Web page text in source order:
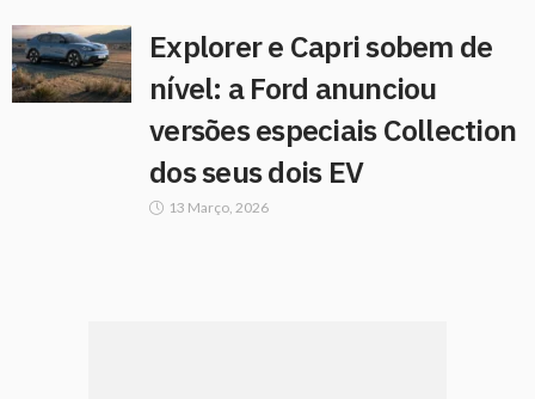
Explorer e Capri sobem de
nível: a Ford anunciou
versões especiais Collection
dos seus dois EV
13 Março, 2026